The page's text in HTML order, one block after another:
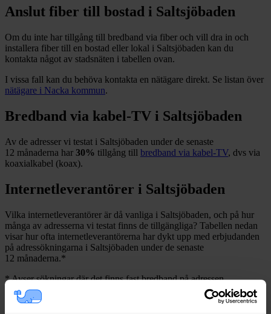
Anslut fiber till bostad i Saltsjöbaden
Om du inte har tillgång till bredband via fiber och vill dra in och
installera fiber till en bostad eller lokal i Saltsjöbaden kan du
kontakta något av stadsnäten i tabellen ovan.
I vissa fall kan du behöva kontakta en nätägare direkt. Se listan över
nätägare i Nacka kommun.
Bredband via kabel-TV i Saltsjöbaden
Av de adresser vi testat i Saltsjöbaden under de senaste
12 månaderna har 30% tillgång till bredband via kabel-TV, dvs via
koaxialkabel (koax).
Internetleverantörer i Saltsjöbaden
Vilka internetleverantörer är då vanliga i Saltsjöbaden, och på hur
många av adresserna vi testat finns de tillgängliga? Tabellen nedan
visar hur ofta internetleverantörerna har dykt upp med erbjudanden
på adressökningarna i Saltsjöbaden under de senaste
12 månaderna.*
*Avser sökningar där det finns fast bredband på adressen.
Leverantör